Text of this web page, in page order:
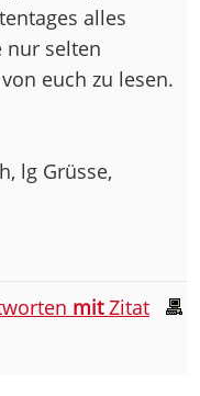
alles
nur selten
euch zu lesen.
lg Grüsse,
mitZitat